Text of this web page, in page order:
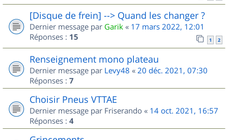
[Disque de frein] --> Quand les changer ?
Dernier message par Garik « 17 mars 2022, 12:01
Réponses : 15 1 2
Renseignement mono plateau
Dernier message par Levy48 « 20 déc. 2021, 07:30
Réponses : 7
Choisir Pneus VTTAE
Dernier message par Friserando « 14 oct. 2021, 16:57
Réponses : 4